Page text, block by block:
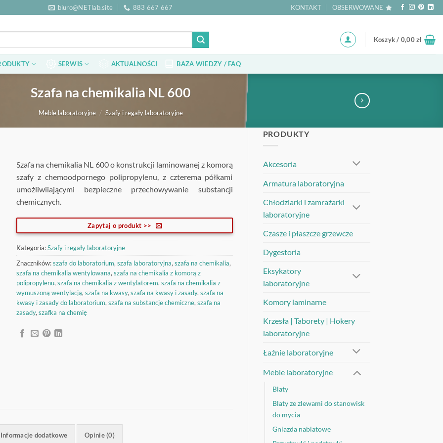
biuro@NETlab.site 883 667 667 KONTAKT OBSERWOWANE
Koszyk / 0,00zł
SERWIS AKTUALNOŚCI BAZA WIEDZY / FAQ
Szafa na chemikalia NL 600
Meble laboratoryjne / Szafy i regały laboratoryjne
PRODUKTY
Akcesoria
Armatura laboratoryjna
Chłodziarki i zamrażarki
laboratoryjne
Czasze i płaszcze grzewcze
Dygestoria
Eksykatory
laboratoryjne
Komory laminarne
Krzesła | Taborety | Hokery
laboratoryjne
Łaźnie laboratoryjne
Meble laboratoryjne
Blaty
Blaty ze zlewami do stanowisk
do mycia
Gniazda nablatowe
Szafa na chemikalia NL 600 o konstrukcji laminowanej z komorą
szafy z chemoodpornego polipropylenu, z czterema półkami
umożliwiiającymi bezpieczne przechowywanie substancji
chemicznych.
Zapytaj o produkt >>
Kategoria:Szafy i regały laboratoryjne
Znaczników:szafa do laboratorium, szafa laboratoryjna, szafa na chemikalia,
szafa na chemikalia wentylowana, szafa na chemikalia z komorą z
polipropylenu, szafa na chemikalia z wentylatorem, szafa na chemikalia z
wymuszoną wentylacją, szafa na kwasy, szafa na kwasy i zasady, szafa na
kwasy i zasady do laboratorium, szafa na substancje chemiczne, szafa na
zasady, szafka na chemię
Informacje dodatkowe Opinie (0)